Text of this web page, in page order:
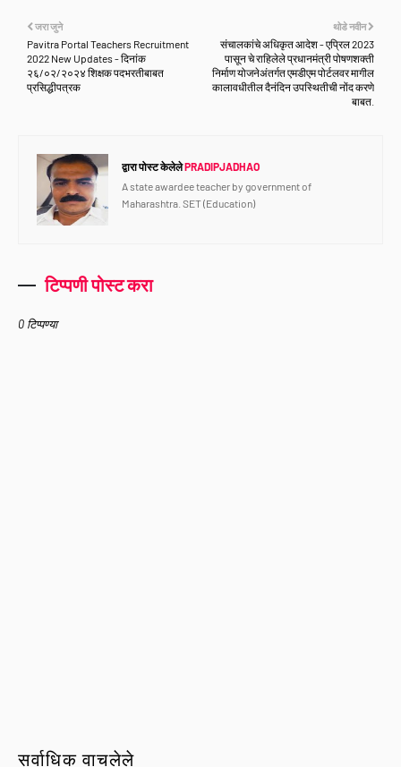
थोडे नवीन
संचालकांचे अधिकृत आदेश - एप्रिल 2023
पासून चे राहिलेले प्रधानमंत्री पोषणशक्ती
निर्माण योजनेअंतर्गत एमडीएम पोर्टलवर मागील
कालावधीतील दैनंदिन उपस्थितीची नोंद करणे
बाबत.
जरा जुने
Pavitra Portal Teachers Recruitment
2022 New Updates - दिनांक
२६/०२/२०२४ शिक्षक पदभरतीबाबत
प्रसिद्धीपत्रक
द्वारा पोस्ट केलेलेPRADIPJADHAO
A state awardee teacher by government of
Maharashtra. SET (Education)
टिप्पणी पोस्ट करा
0 टिप्पण्या
सर्वाधिक वाचलेले